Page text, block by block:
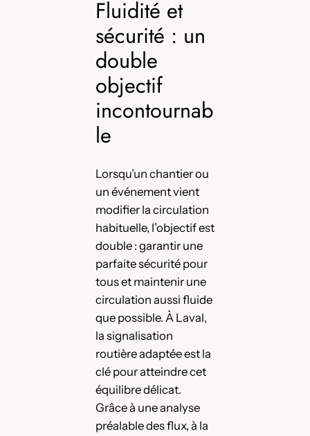
Fluidité et
sécurité : un
double
objectif
incontournab
le
Lorsqu’un chantier ou
un événement vient
modifier la circulation
habituelle, l’objectif est
double : garantir une
parfaite sécurité pour
tous et maintenir une
circulation aussi fluide
que possible. À Laval,
la signalisation
routière adaptée est la
clé pour atteindre cet
équilibre délicat.
Grâce à une analyse
préalable des flux, à la